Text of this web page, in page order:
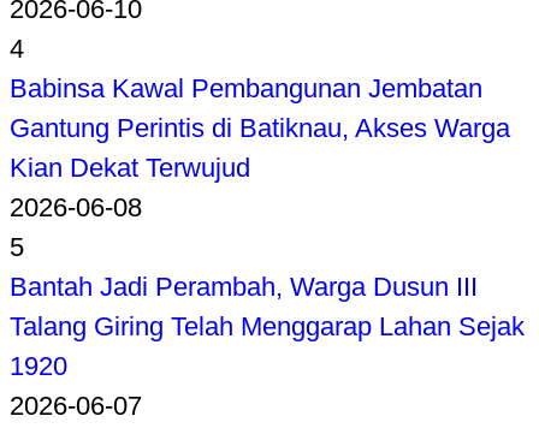
2026-06-10
4
Babinsa Kawal Pembangunan Jembatan
Gantung Perintis di Batiknau, Akses Warga
Kian Dekat Terwujud
2026-06-08
5
Bantah Jadi Perambah, Warga Dusun III
Talang Giring Telah Menggarap Lahan Sejak
1920
2026-06-07